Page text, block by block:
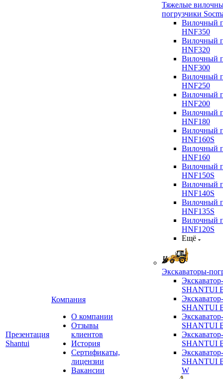
Презентация
Shantui
Компания
О компании
Отзывы
клиентов
История
Сертификаты,
лицензии
Вакансии
Тяжелые
погрузчики
Вилочный
HNF350
Вилочный
HNF320
Вилочный
HNF300
Вилочный
HNF250
Вилочный
HNF200
Вилочный
HNF180
Вилочный
HNF160S
Вилочный
HNF160
Вилочный
HNF150S
Вилочный
HNF140S
Вилочный
HNF135S
Вилочный
HNF120S
Ещё
Экскаваторы-
SHANTUI
SHANTUI
SHANTUI
SHANTUI
SHANTUI
W